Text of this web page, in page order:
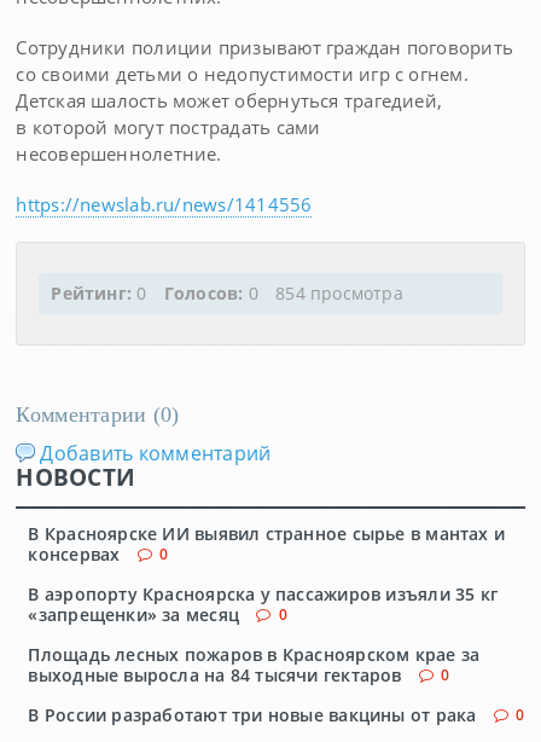
Сотрудники полиции призывают граждан поговорить
со своими детьми о недопустимости игр с огнем.
Детская шалость может обернуться трагедией,
в которой могут пострадать сами
несовершеннолетние.
https://newslab.ru/news/1414556
Рейтинг:0 Голосов: 0 854 просмотра
Комментарии (0)
Добавить комментарий
НОВОСТИ
В Красноярске ИИ выявил странное сырье в мантах и
консервах
0
В аэропорту Красноярска у пассажиров изъяли 35 кг
«запрещенки» за месяц
0
Площадь лесных пожаров в Красноярском крае за
выходные выросла на 84 тысячи гектаров
0
В России разработают три новые вакцины от рака 0